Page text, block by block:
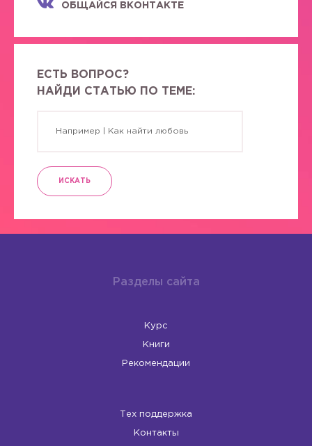
ОБЩАЙСЯ ВКОНТАКТЕ
ЕСТЬ ВОПРОС?
НАЙДИ СТАТЬЮ ПО ТЕМЕ:
ИСКАТЬ
Разделы сайта
Курс
Книги
Рекомендации
Тех поддержка
Контакты